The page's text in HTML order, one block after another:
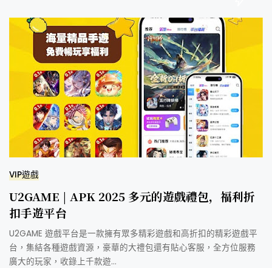
VIP遊戲
U2GAME | APK 2025 多元的遊戲禮包，福利折
扣手遊平台
U2GAME 遊戲平台是一款擁有眾多精彩遊戲和高折扣的精彩遊戲平
台，集結各種遊戲資源，豪華的大禮包還有貼心客服，全方位服務
廣大的玩家，收錄上千款遊…